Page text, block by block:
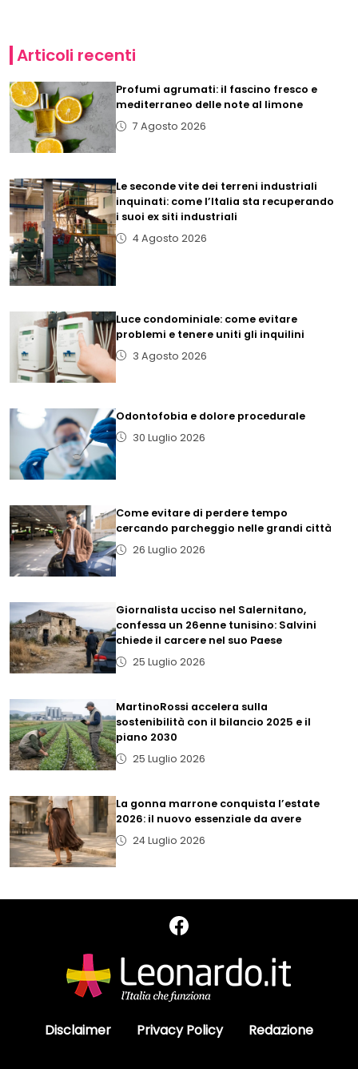
Articoli recenti
Profumi agrumati: il fascino fresco e
mediterraneo delle note al limone
7 Agosto 2026
Le seconde vite dei terreni industriali
inquinati: come l’Italia sta recuperando
i suoi ex siti industriali
4 Agosto 2026
Luce condominiale: come evitare
problemi e tenere uniti gli inquilini
3 Agosto 2026
Odontofobia e dolore procedurale
30 Luglio 2026
Come evitare di perdere tempo
cercando parcheggio nelle grandi città
26 Luglio 2026
Giornalista ucciso nel Salernitano,
confessa un 26enne tunisino: Salvini
chiede il carcere nel suo Paese
25 Luglio 2026
MartinoRossi accelera sulla
sostenibilità con il bilancio 2025 e il
piano 2030
25 Luglio 2026
La gonna marrone conquista l’estate
2026: il nuovo essenziale da avere
24 Luglio 2026
Disclaimer Privacy Policy Redazione